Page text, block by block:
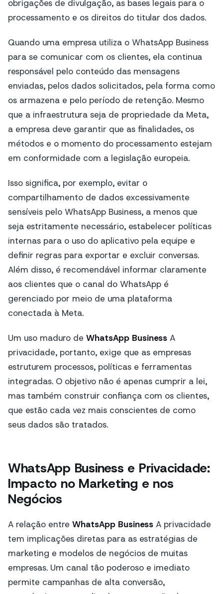
obrigações de divulgação, as bases legais para o
processamento e os direitos do titular dos dados.
Quando uma empresa utiliza o WhatsApp Business
para se comunicar com os clientes, ela continua
responsável pelo conteúdo das mensagens
enviadas, pelos dados solicitados, pela forma como
os armazena e pelo período de retenção. Mesmo
que a infraestrutura seja de propriedade da Meta,
a empresa deve garantir que as finalidades, os
métodos e o momento do processamento estejam
em conformidade com a legislação europeia.
Isso significa, por exemplo, evitar o
compartilhamento de dados excessivamente
sensíveis pelo WhatsApp Business, a menos que
seja estritamente necessário, estabelecer políticas
internas para o uso do aplicativo pela equipe e
definir regras para exportar e excluir conversas.
Além disso, é recomendável informar claramente
aos clientes que o canal do WhatsApp é
gerenciado por meio de uma plataforma
conectada à Meta.
Um uso maduro de WhatsApp Business A
privacidade, portanto, exige que as empresas
estruturem processos, políticas e ferramentas
integradas. O objetivo não é apenas cumprir a lei,
mas também construir confiança com os clientes,
que estão cada vez mais conscientes de como
seus dados são tratados.
WhatsApp Business e Privacidade:
Impacto no Marketing e nos
Negócios
A relação entre WhatsApp Business A privacidade
tem implicações diretas para as estratégias de
marketing e modelos de negócios de muitas
empresas. Um canal tão poderoso e imediato
permite campanhas de alta conversão,